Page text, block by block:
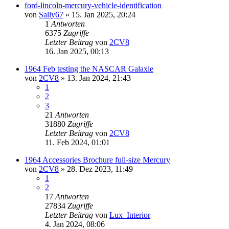
ford-lincoln-mercury-vehicle-identification
von Sally67 » 15. Jan 2025, 20:24
1 Antworten
6375 Zugriffe
Letzter Beitrag von 2CV8
16. Jan 2025, 00:13
1964 Feb testing the NASCAR Galaxie
von 2CV8 » 13. Jan 2024, 21:43
1
2
3
21 Antworten
31880 Zugriffe
Letzter Beitrag von 2CV8
11. Feb 2024, 01:01
1964 Accessories Brochure full-size Mercury
von 2CV8 » 28. Dez 2023, 11:49
1
2
17 Antworten
27834 Zugriffe
Letzter Beitrag von Lux_Interior
4. Jan 2024, 08:06